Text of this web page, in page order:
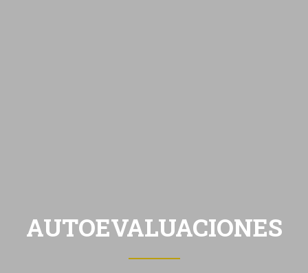
AUTOEVALUACIONES